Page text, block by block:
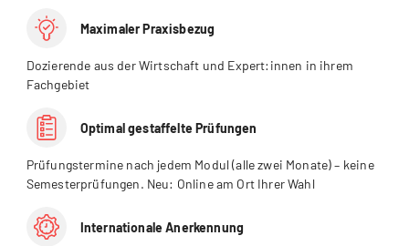
Maximaler Praxisbezug
Dozierende aus der Wirtschaft und Expert:innen in ihrem
Fachgebiet
Optimal gestaffelte Prüfungen
Prüfungstermine nach jedem Modul (alle zwei Monate) – keine
Semesterprüfungen. Neu: Online am Ort Ihrer Wahl
Internationale Anerkennung